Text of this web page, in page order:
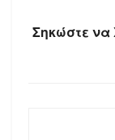
Σηκώστε